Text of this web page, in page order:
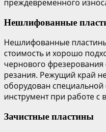
преждевременного
Нешлифованные
Нешлифованные
стоимость и хорошо
чернового
резания. Режущий край
оборудован
инструмент при работе с
Зачистные пластины